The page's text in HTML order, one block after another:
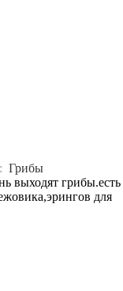
Грибы
выходят грибы.есть
для